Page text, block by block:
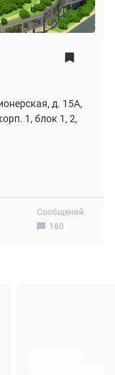
Сообщений
160
д. 15А,
1, блок 1, 2,